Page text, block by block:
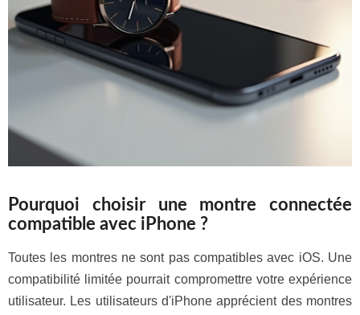
Pourquoi choisir une montre connectée
compatible avec iPhone ?
Toutes les montres ne sont pas compatibles avec iOS. Une
compatibilité limitée pourrait compromettre votre expérience
utilisateur. Les utilisateurs d'iPhone apprécient des montres